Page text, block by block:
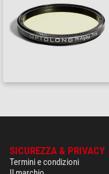
SICUREZZA & PRIVACY
Termini e condizioni